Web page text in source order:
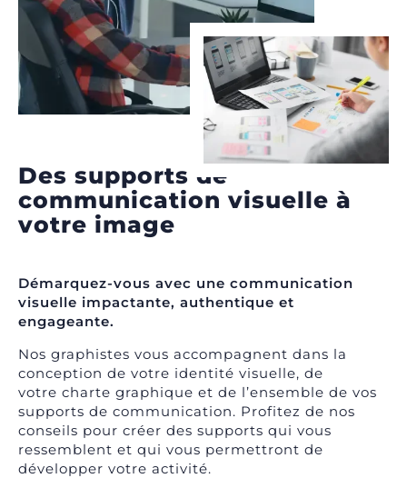
Des supports de
communication visuelle à
votre image
Démarquez-vous avec une communication
visuelle impactante, authentique et
engageante.
Nos graphistes vous accompagnent dans la
conception de votre identité visuelle, de
votre charte graphique et de l’ensemble de vos
supports de communication. Profitez de nos
conseils pour créer des supports qui vous
ressemblent et qui vous permettront de
développer votre activité.